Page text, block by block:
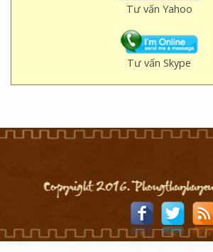
Tư vấn Yahoo
Tư vấn Skype